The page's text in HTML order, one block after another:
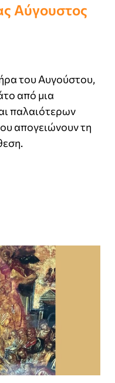
Αύγουστος
του Αυγούστου,
από μια
παλαιότερων
απογειώνουν τη